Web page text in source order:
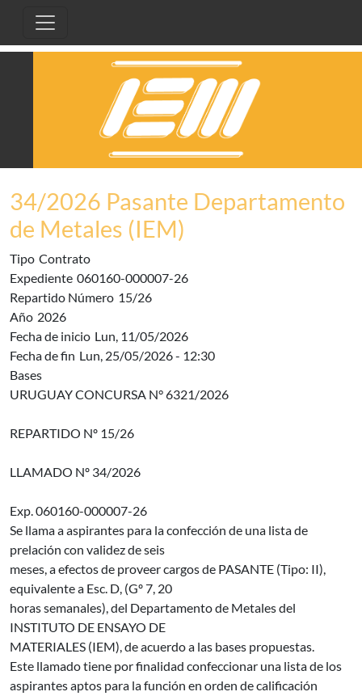
34/2026 Pasante Departamento
de Metales (IEM)
Tipo Contrato
Expediente 060160-000007-26
Repartido Número 15/26
Año 2026
Fecha de inicio Lun, 11/05/2026
Fecha de fin Lun, 25/05/2026 - 12:30
Bases
URUGUAY CONCURSA N° 6321/2026
REPARTIDO Nº 15/26
LLAMADO Nº 34/2026
Exp. 060160-000007-26
Se llama a aspirantes para la confección de una lista de
prelación con validez de seis
meses, a efectos de proveer cargos de PASANTE (Tipo: II),
equivalente a Esc. D, (Gº 7, 20
horas semanales), del Departamento de Metales del
INSTITUTO DE ENSAYO DE
MATERIALES (IEM), de acuerdo a las bases propuestas.
Este llamado tiene por finalidad confeccionar una lista de los
aspirantes aptos para la función en orden de calificación